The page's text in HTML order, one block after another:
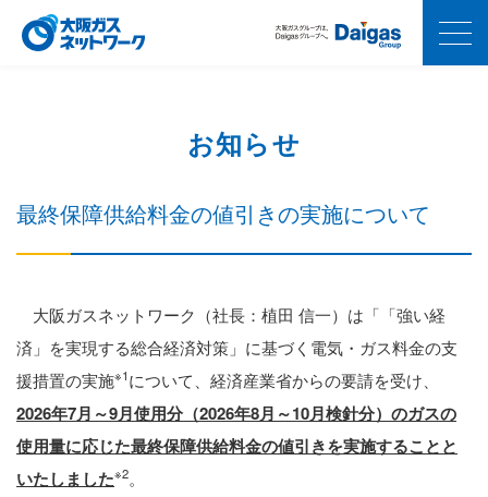
お知らせ
最終保障供給料金の値引きの実施について
大阪ガスネットワーク（社長：植田 信一）は「「強い経
済」を実現する総合経済対策」に基づく電気・ガス料金の支
援措置の実施※1について、経済産業省からの要請を受け、
2026年7月～9月使用分（2026年8月～10月検針分）のガスの
使用量に応じた最終保障供給料金の値引きを実施することと
いたしました※2。